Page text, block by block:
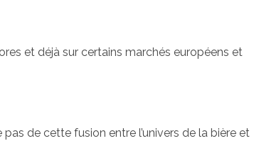
et déjà sur certains marchés européens et
de cette fusion entre l’univers de la bière et